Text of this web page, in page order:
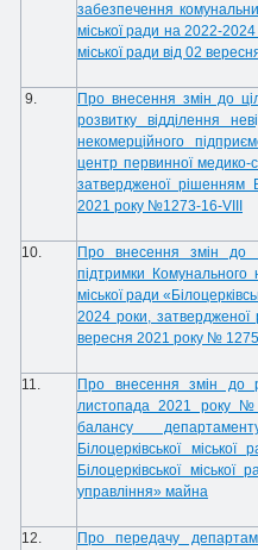
забезпечення
міської ради на 2022-
міської ради від 02
9.
Про внесення змін до
розвитку відділення
некомерційного
центр первинної
затвердженої рішенням
2021 року №1273-16-VIII
10.
Про внесення змін до
підтримки Комунального
міської ради
2024 роки, затвердженої
вересня 2021 року №
11.
Про внесення змін до
листопада 2021 року
балансу
Білоцерківської
Білоцерківської
управління» майна
12.
Про передачу